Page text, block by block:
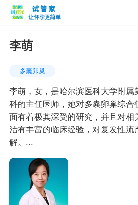
李萌
多囊卵巢
李萌，女，是哈尔滨医科大学附属
科的主任医师，她对多囊卵巢综合
面有着极其深受的研究，并且对相
治有丰富的临床经验，对复发性流
解。...